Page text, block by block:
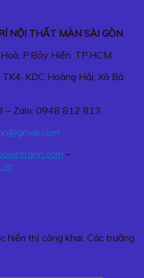
NỘI THẤT MÀN SÀI GÒN
P.Bảy Hiền, TP.HCM
KDC Hoàng Hải, Xã Bà
– Zalo: 0948 812 813
–
hiển thị công khai. Các trường